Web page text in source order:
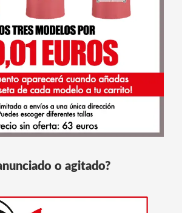
o agitado?